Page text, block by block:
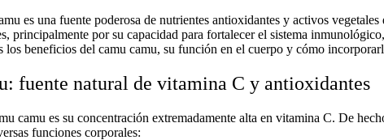
es una fuente poderosa de nutrientes antioxidantes y activos
principalmente por su capacidad para fortalecer el sistema
los beneficios del camu camu, su función en el cuerpo y cómo
fuente natural de vitamina C y antioxidantes
camu es su concentración extremadamente alta en vitamina C. De
funciones corporales: